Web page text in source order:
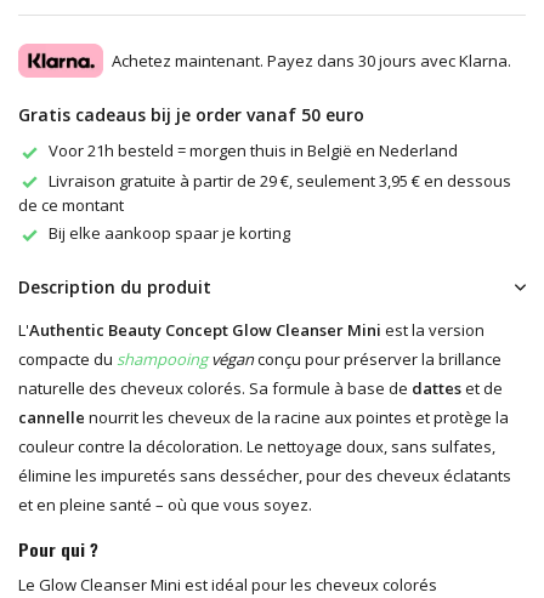
Achetez maintenant. Payez dans 30 jours avec Klarna.
Gratis cadeaus bij je order vanaf 50 euro
Voor 21h besteld = morgen thuis in België en Nederland
Livraison gratuite à partir de 29 €, seulement 3,95 € en dessous
de ce montant
Bij elke aankoop spaar je korting
Description du produit
L'Authentic Beauty Concept Glow Cleanser Mini est la version
compacte du shampooingvéganconçu pour préserver la brillance
naturelle des cheveux colorés. Sa formule à base de datteset de
cannelle nourrit les cheveux de la racine aux pointes et protège la
couleur contre la décoloration. Le nettoyage doux, sans sulfates,
élimine les impuretés sans dessécher, pour des cheveux éclatants
et en pleine santé – où que vous soyez.
Pour qui ?
Le Glow Cleanser Mini est idéal pour les cheveux colorés